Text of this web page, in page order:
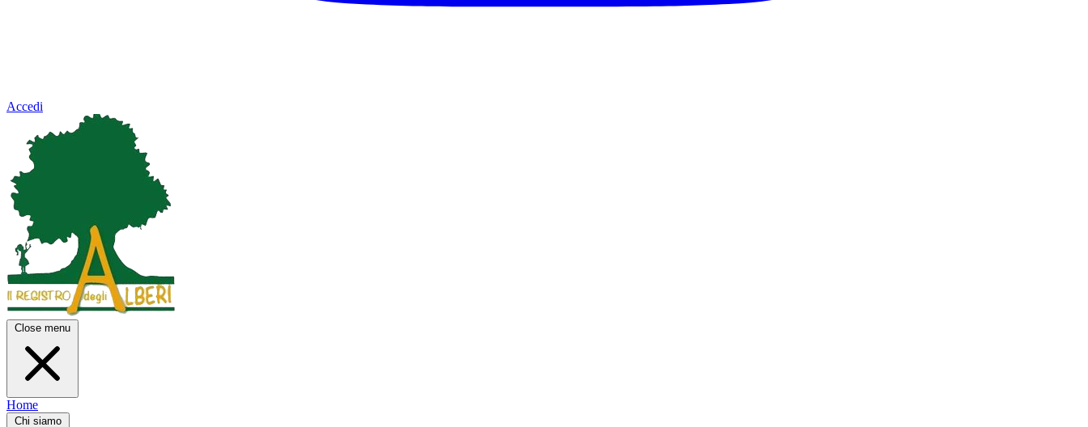
Accedi
Close menu
Home
Chi siamo